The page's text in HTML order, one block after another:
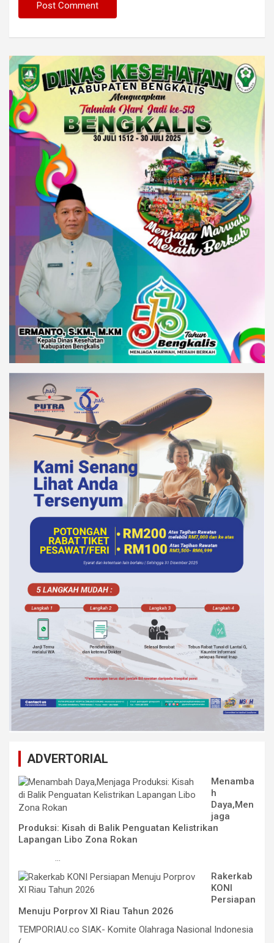
ADVERTORIAL
Menamba
h
Daya,Men
jaga
Produksi: Kisah di Balik Penguatan Kelistrikan
Lapangan Libo Zona Rokan
...
Rakerkab
KONI
Persiapan
Menuju Porprov XI Riau Tahun 2026
TEMPORIAU.co SIAK- Komite Olahraga Nasional Indonesia